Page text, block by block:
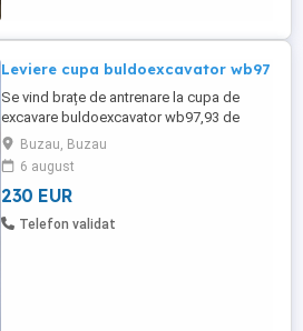
Leviere cupa buldoexcavator wb97
Se vind brațe de antrenare la cupa de
excavare buldoexcavator wb97,93 de
grosime 30mm foarte dure.
Buzau, Buzau
6 august
230 EUR
Telefon validat